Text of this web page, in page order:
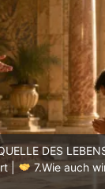
DES LEBENS |
7.Wie auch wir